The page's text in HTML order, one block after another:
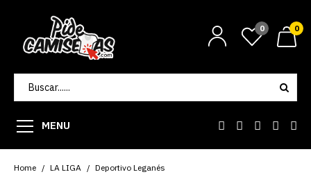
0 0
MENU
Home LA LIGA Deportivo Leganés